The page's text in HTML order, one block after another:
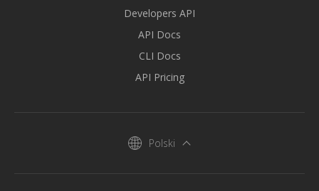
Developers API
API Docs
CLI Docs
API Pricing
Polski